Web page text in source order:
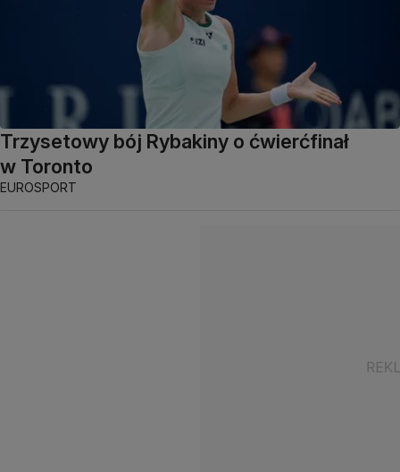
Trzysetowy bój Rybakiny o ćwierćfinał
w Toronto
EUROSPORT